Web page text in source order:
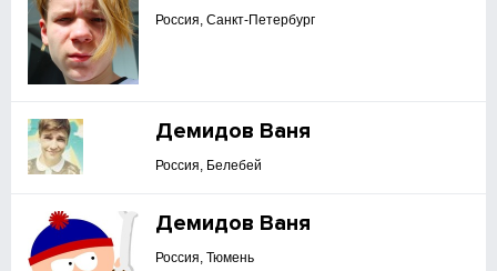
Россия, Санкт-Петербург
Демидов Ваня
Россия, Белебей
Демидов Ваня
Россия, Тюмень